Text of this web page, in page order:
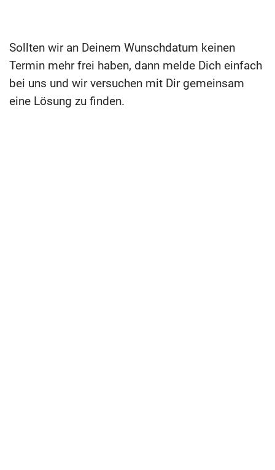
Sollten wir an Deinem Wunschdatum keinen
Termin mehr frei haben, dann melde Dich einfach
bei uns und wir versuchen mit Dir gemeinsam
eine Lösung zu finden.